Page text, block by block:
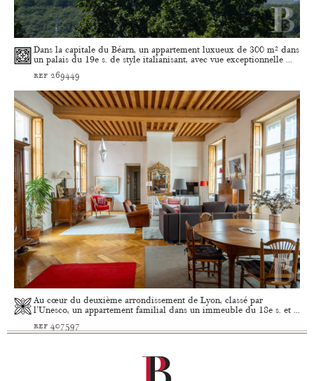
Dans la capitale du Béarn, un appartement luxueux de 300 m² dans
un palais du 19e s. de style italianisant, avec vue exceptionnelle ...
ref 269449
Au cœur du deuxième arrondissement de Lyon, classé par
l'Unesco, un appartement familial dans un immeuble du 18e s. et ...
ref 407597